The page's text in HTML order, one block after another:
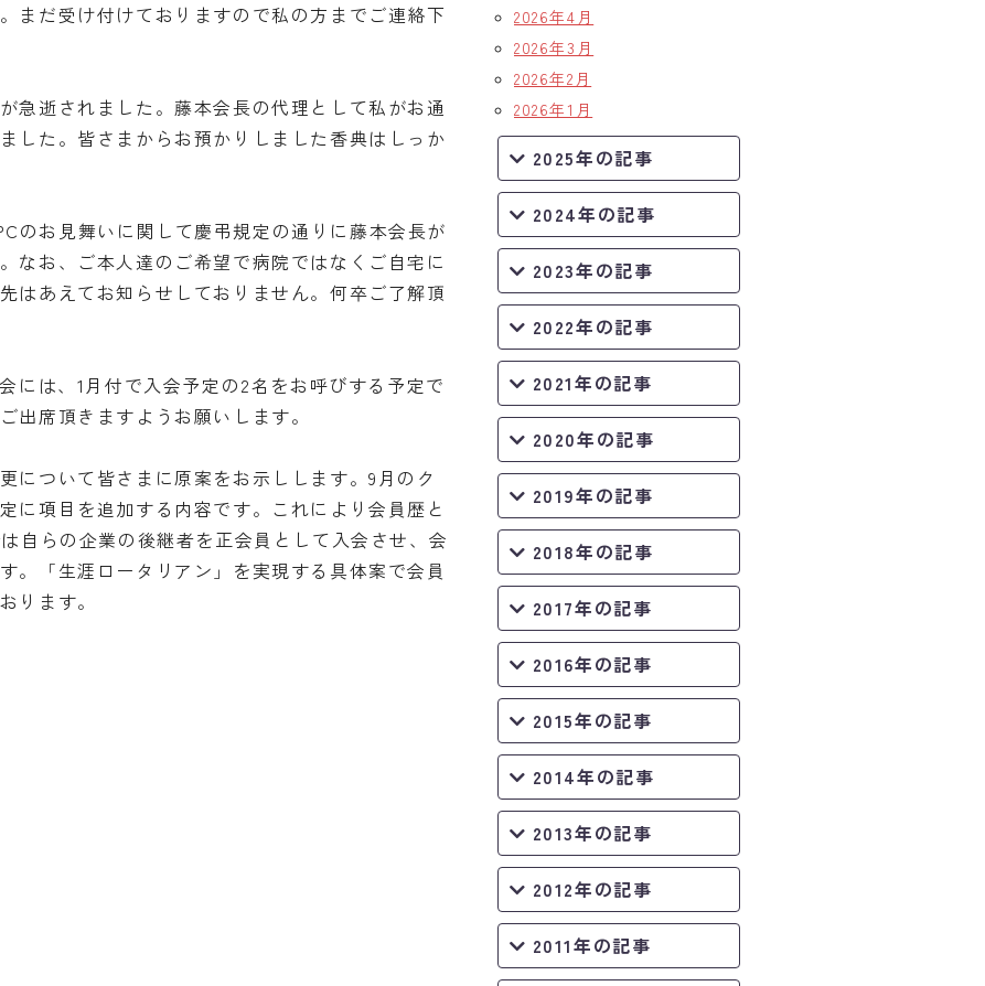
まだ受け付けておりますので私の方までご連絡下
急逝されました。藤本会長の代理として私がお通
した。皆さまからお預かりしました香典はしっか
のお見舞いに関して慶弔規定の通りに藤本会長が
なお、ご本人達のご希望で病院ではなくご自宅に
はあえてお知らせしておりません。何卒ご了解頂
には、1月付で入会予定の2名をお呼びする予定で
出席頂きますようお願いします。
について皆さまに原案をお示しします。9月のク
に項目を追加する内容です。これにより会員歴と
自らの企業の後継者を正会員として入会させ、会
。「生涯ロータリアン」を実現する具体案で会員
ります。
2026年4月
2026年3月
2026年2月
2026年1月
2025年の記事
2024年の記事
2023年の記事
2022年の記事
2021年の記事
2020年の記事
2019年の記事
2018年の記事
2017年の記事
2016年の記事
2015年の記事
2014年の記事
2013年の記事
2012年の記事
2011年の記事